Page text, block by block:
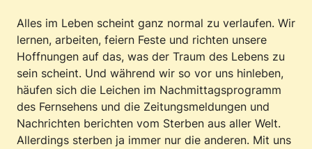
Alles im Leben scheint ganz normal zu verlaufen. Wir
lernen, arbeiten, feiern Feste und richten unsere
Hoffnungen auf das, was der Traum des Lebens zu
sein scheint. Und während wir so vor uns hinleben,
häufen sich die Leichen im Nachmittagsprogramm
des Fernsehens und die Zeitungsmeldungen und
Nachrichten berichten vom Sterben aus aller Welt.
Allerdings sterben ja immer nur die anderen. Mit uns